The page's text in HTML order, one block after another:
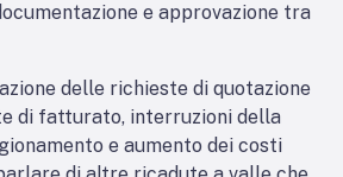
e approvazione tra
delle richieste di quotazione
di fatturato, interruzioni della
e aumento dei costi